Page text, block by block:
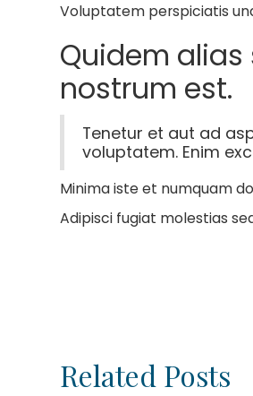
Voluptatem perspiciatis
Quidem
nostrum est.
Tenetur et aut ad
voluptatem. Enim
Minima iste et numquam
Adipisci fugiat molestias
Related Posts